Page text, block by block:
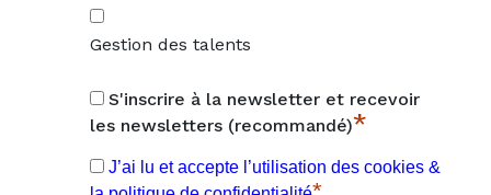
Gestion des talents
S'inscrire à la newsletter et recevoir
les newsletters (recommandé)*
J’ai lu et accepte l’utilisation des cookies &